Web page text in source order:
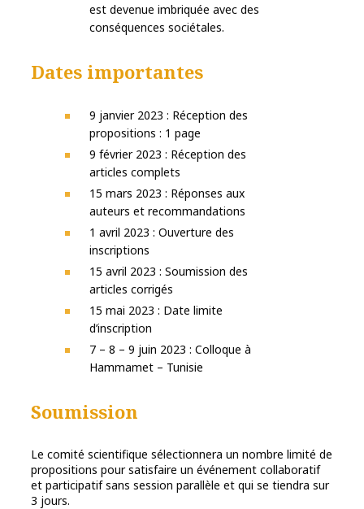
est devenue imbriquée avec des
conséquences sociétales.
Dates importantes
9 janvier 2023 : Réception des
propositions : 1 page
9 février 2023 : Réception des
articles complets
15 mars 2023 : Réponses aux
auteurs et recommandations
1 avril 2023 : Ouverture des
inscriptions
15 avril 2023 : Soumission des
articles corrigés
15 mai 2023 : Date limite
d’inscription
7 – 8 – 9 juin 2023 : Colloque à
Hammamet – Tunisie
Soumission
Le comité scientifique sélectionnera un nombre limité de
propositions pour satisfaire un événement collaboratif
et participatif sans session parallèle et qui se tiendra sur
3 jours.